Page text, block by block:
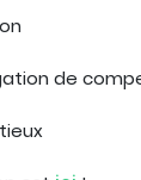
de